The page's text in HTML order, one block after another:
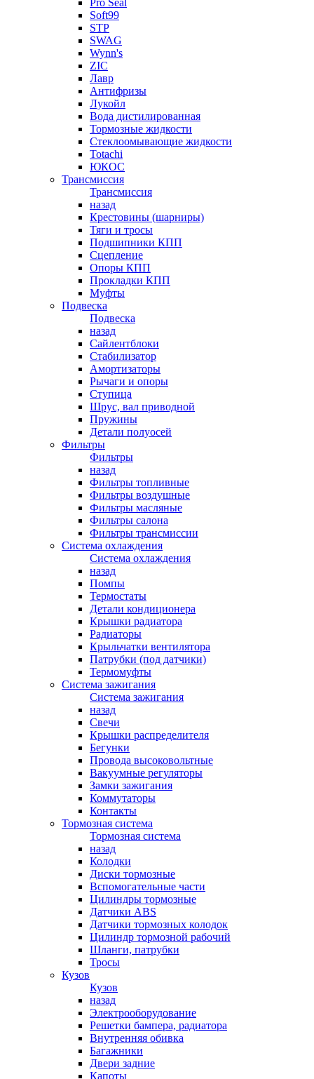
Pro Seal
Soft99
STP
SWAG
Wynn's
ZIC
Лавр
Антифризы
Лукойл
Вода дистилированная
Тормозные жидкости
Стеклоомывающие жидкости
Totachi
ЮКОС
Трансмиссия
Трансмиссия
назад
Крестовины (шарниры)
Тяги и тросы
Подшипники КПП
Сцепление
Опоры КПП
Прокладки КПП
Муфты
Подвеска
Подвеска
назад
Сайлентблоки
Стабилизатор
Амортизаторы
Рычаги и опоры
Ступица
Шрус, вал приводной
Пружины
Детали полуосей
Фильтры
Фильтры
назад
Фильтры топливные
Фильтры воздушные
Фильтры масляные
Фильтры салона
Фильтры трансмиссии
Система охлаждения
Система охлаждения
назад
Помпы
Термостаты
Детали кондиционера
Крышки радиатора
Радиаторы
Крыльчатки вентилятора
Патрубки (под датчики)
Термомуфты
Система зажигания
Система зажигания
назад
Свечи
Крышки распределителя
Бегунки
Провода высоковольтные
Вакуумные регуляторы
Замки зажигания
Коммутаторы
Контакты
Тормозная система
Тормозная система
назад
Колодки
Диски тормозные
Вспомогательные части
Цилиндры тормозные
Датчики ABS
Датчики тормозных колодок
Цилиндр тормозной рабочий
Шланги, патрубки
Тросы
Кузов
Кузов
назад
Электрооборудование
Решетки бампера, радиатора
Внутренняя обивка
Багажники
Двери задние
Капоты